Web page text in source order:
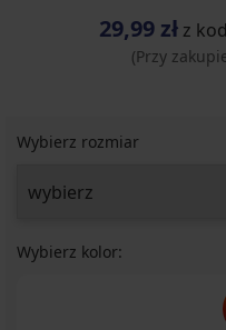
29,99 złz
(Przy
Wybierz rozmiar
Wybierz kolor: